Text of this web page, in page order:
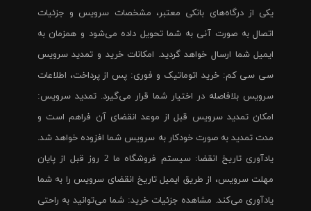
یکی از درگاه‌های بانکی معتبر، مشخصات سرویس و جزئیات
اتصال به صورت آنی به شما تحویل داده می‌شود و همزمان به
ایمیل شما ارسال خواهد گردید. امکانات خرید و تمدید سرویس
سی سی کم: خرید اتوماتیک و فوری: پس از پرداخت، اطلاعات
سرویس بلافاصله در اختیار شما قرار می‌گیرد. تمدید سرویس:
امکان تمدید سرویس قبل از موعد انقضای آن فراهم است و
مدت تمدید به صورت خودکار به سرویس شما افزوده خواهد شد.
یادآوری تاریخ انقضا: سیستم فروشگاه ما 2 روز قبل از پایان
مهلت سرویس، از طریق ایمیل تاریخ انقضای سرویس را به شما
یادآوری می‌کند. مشاهده جزئیات خرید: شما می‌توانید به راحتی